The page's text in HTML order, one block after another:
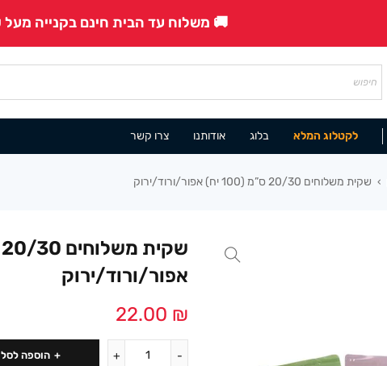
🚚 משלוח עד הבית חינם בקנייה מעל 500₪!
לקטלוג המלא בלוג אודותנו צרו קשר
› שקית משלוחים 20/30 ס”מ (100 יח) אפור/ורוד/ירוק
אפור/ורוד/ירוק
22.00 ₪
הוספה לסל